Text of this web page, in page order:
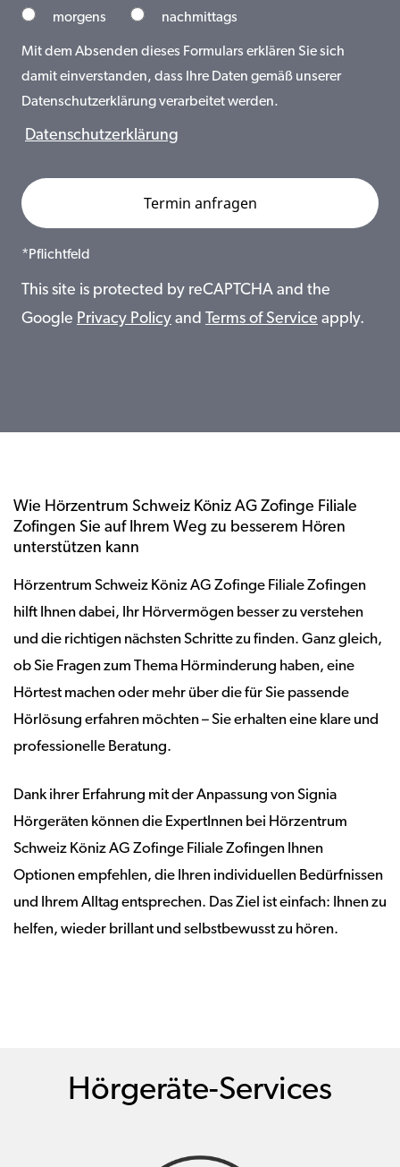
morgens nachmittags
Mit dem Absenden dieses Formulars erklären Sie sich
damit einverstanden, dass Ihre Daten gemäß unserer
Datenschutzerklärung verarbeitet werden.
Datenschutzerklärung
*Pflichtfeld
This site is protected by reCAPTCHA and the
Google Privacy Policy and Terms of Service apply.
Wie Hörzentrum Schweiz Köniz AG Zofinge Filiale
Zofingen Sie auf Ihrem Weg zu besserem Hören
unterstützen kann
Hörzentrum Schweiz Köniz AG Zofinge Filiale Zofingen
hilft Ihnen dabei, Ihr Hörvermögen besser zu verstehen
und die richtigen nächsten Schritte zu finden. Ganz gleich,
ob Sie Fragen zum Thema Hörminderung haben, eine
Hörtest machen oder mehr über die für Sie passende
Hörlösung erfahren möchten – Sie erhalten eine klare und
professionelle Beratung.
Dank ihrer Erfahrung mit der Anpassung von Signia
Hörgeräten können die ExpertInnen bei Hörzentrum
Schweiz Köniz AG Zofinge Filiale Zofingen Ihnen
Optionen empfehlen, die Ihren individuellen Bedürfnissen
und Ihrem Alltag entsprechen. Das Ziel ist einfach: Ihnen zu
helfen, wieder brillant und selbstbewusst zu hören.
Hörgeräte-Services